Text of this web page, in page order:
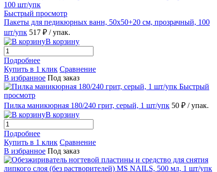
Быстрый просмотр
Пакеты для педикюрных ванн, 50х50+20 см, прозрачный, 100
шт/упк 517 ₽ / упак.
В корзину
Подробнее
Купить в 1 клик Сравнение
В избранное Под заказ
Быстрый
просмотр
Пилка маникюрная 180/240 грит, серый, 1 шт/упк 50 ₽ / упак.
В корзину
Подробнее
Купить в 1 клик Сравнение
В избранное Под заказ